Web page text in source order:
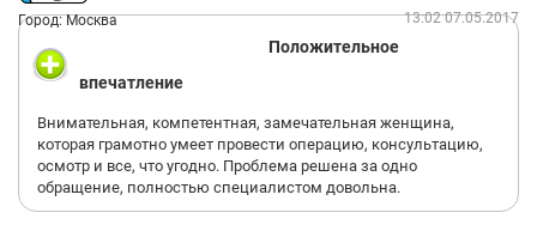
Город: Москва 13:02 07.05.2017
Положительное
впечатление
Внимательная, компетентная, замечательная женщина,
которая грамотно умеет провести операцию, консультацию,
осмотр и все, что угодно. Проблема решена за одно
обращение, полностью специалистом довольна.